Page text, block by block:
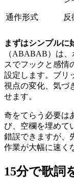
通作形式 反
まずはシンプルに
（ABABAB）は
スでフックと感情
設定します。ブリ
視点の変化、気づ
せます。
奇をてらう必要は
び、空欄を埋めて
錯誤できますが、
作業が大幅に速く
15分で歌詞